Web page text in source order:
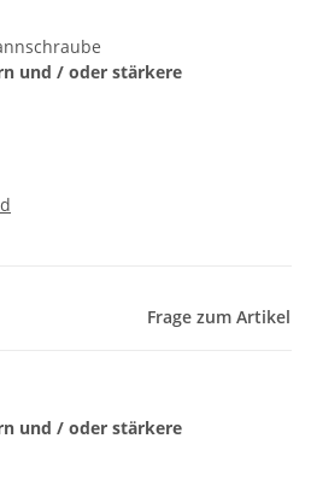
und / oder stärkere
Frage zum Artikel
und / oder stärkere